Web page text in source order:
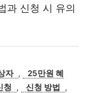
과 신청 시 유의
자 ,
25만원 혜
청 , 신청 방법
,